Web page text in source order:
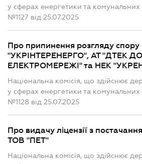
у сферах енергетики та комунальних
№1127 від 25.07.2025
Про припинення розгляду
"УКРІНТЕРЕНЕРГО", АТ "ДТЕК
ЕЛЕКТРОМЕРЕЖІ" та НЕК
Національна комісія, що здійснює
у сферах енергетики та комунальних
№1128 від 25.07.2025
Про видачу ліцензії з
ТОВ "ПЕТ"
Національна комісія, що здійснює